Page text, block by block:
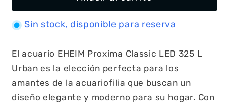
Sin stock, disponible para reserva
El acuario EHEIM Proxima Classic LED 325 L
Urban es la elección perfecta para los
amantes de la acuariofilia que buscan un
diseño elegante y moderno para su hogar. Con